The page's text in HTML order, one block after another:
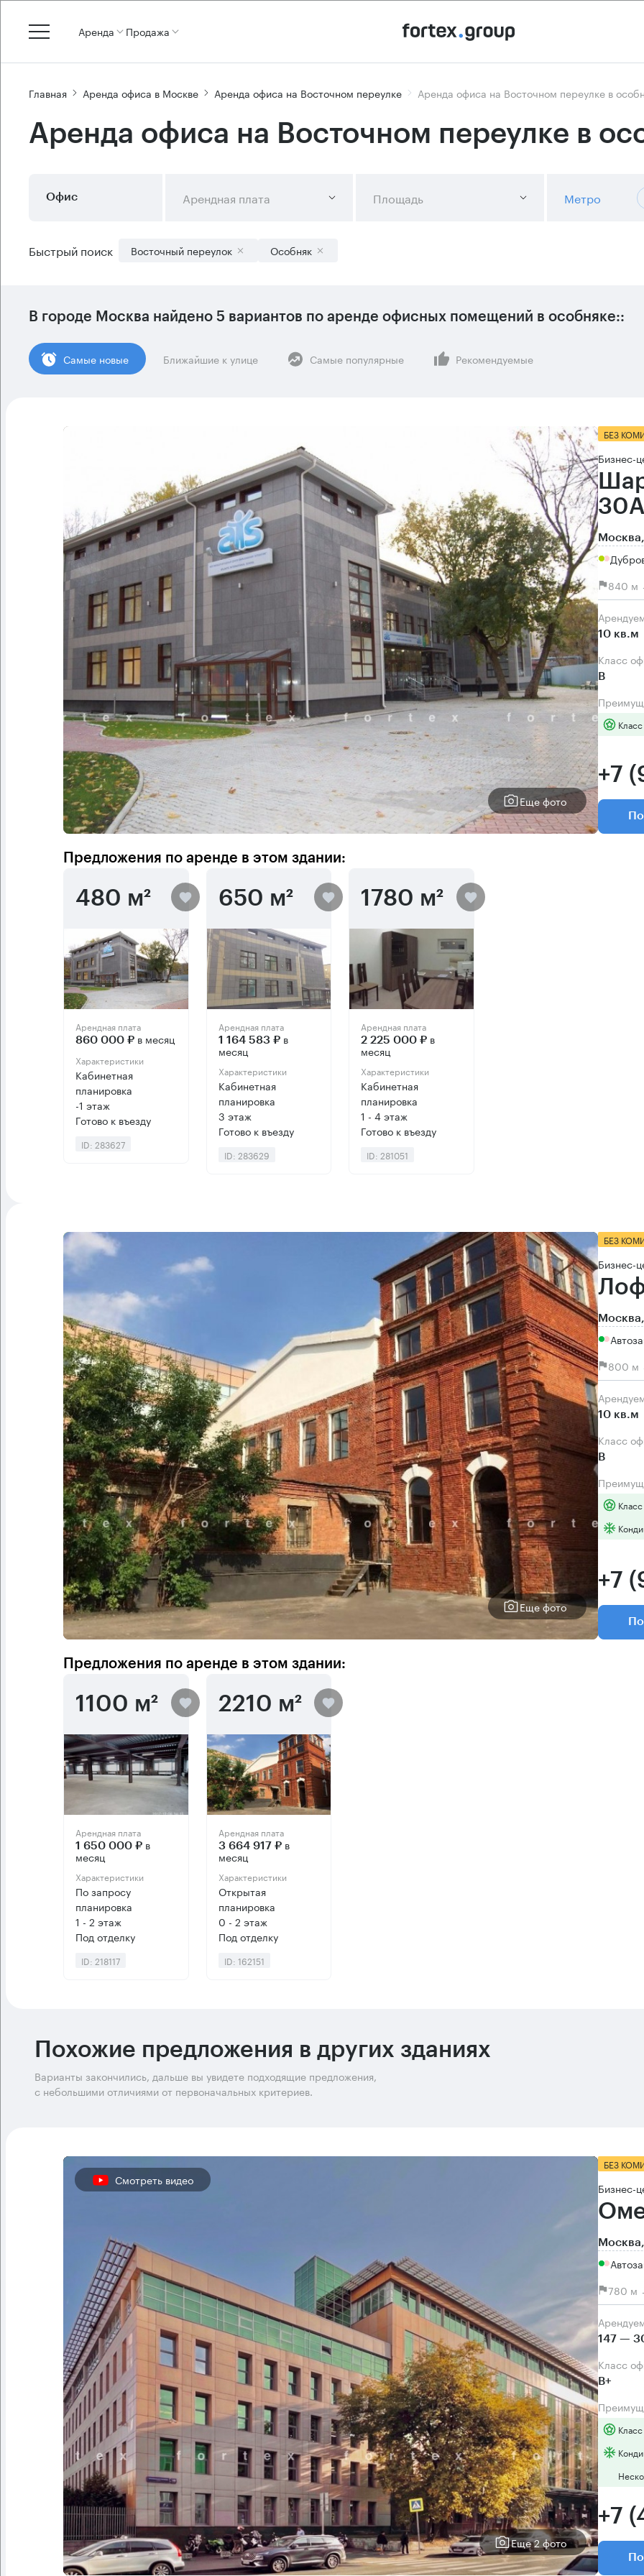
Аренда Продажа
Главная Аренда офиса в Москве Аренда офиса на Восточном переулке Аренда офиса на Восточном переулке в
Аренда офиса на Восточном переулке в
Офис Арендная плата Площадь Метро
Быстрый поиск Восточный переулок Особняк
В городе Москва найдено 5 вариантов по аренде офисных помещений в особняке::
Cамые новые Ближайшие к улице Самые популярные Рекомендуемые
Еще фото
БЕЗ
Бизнес-
30А
840 м
10 кв.м
Класс
B
+7
Предложения по аренде в этом здании:
480 м²
Арендная плата
860 000 ₽ в месяц
Характеристики
Кабинетная
планировка
-1 этаж
Готово к въезду
ID: 283627
650 м²
Арендная плата
1 164 583 ₽в
месяц
Характеристики
Кабинетная
планировка
3 этаж
Готово к въезду
ID: 283629
1780 м²
Арендная плата
2 225 000 ₽ в
месяц
Характеристики
Кабинетная
планировка
1 - 4 этаж
Готово к въезду
ID: 281051
Еще фото
БЕЗ
Бизнес-
800 м
10 кв.м
Класс
B
+7
Предложения по аренде в этом здании:
1100 м²
Арендная плата
1 650 000 ₽ в
месяц
Характеристики
По запросу
планировка
1 - 2 этаж
Под отделку
ID: 218117
2210 м²
Арендная плата
3 664 917 ₽в
месяц
Характеристики
Открытая
планировка
0 - 2 этаж
Под отделку
ID: 162151
Похожие предложения в других зданиях
Варианты закончились, дальше вы увидете подходящие предложения,
с небольшими отличиями от первоначальных критериев.
Смотреть видео
Еще 2 фото
БЕЗ
Бизнес-
780 м
147 —
Класс
B+
+7